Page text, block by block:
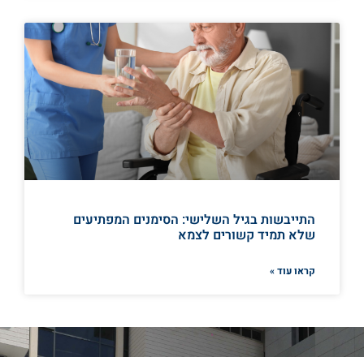
התייבשות בגיל השלישי: הסימנים המפתיעים
שלא תמיד קשורים לצמא
קראו עוד »